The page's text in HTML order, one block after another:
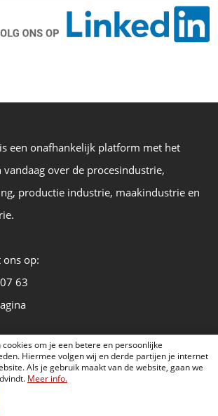
om je een betere en persoonlijke
Hiermee volgen wij en derde partijen je internet
Als je gebruik maakt van de website, gaan we
Meer info.
een onafhankelijk platform met het
vandaag over de procesindustrie,
productie industrie, maakindustrie en
ons op:
63